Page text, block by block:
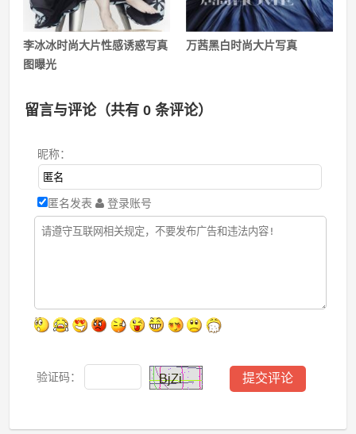
李冰冰时尚大片性感诱惑写真
图曝光
万茜黑白时尚大片写真
留言与评论（共有0 条评论）
昵称：
匿名发表 登录账号
验证码：